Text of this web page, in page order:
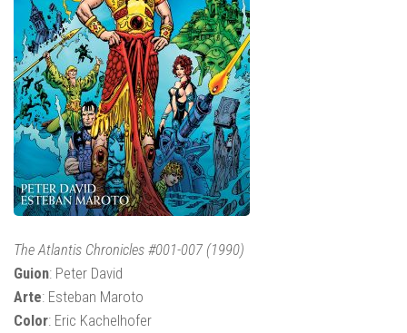
The Atlantis Chronicles #001-007 (1990)
Guion: Peter David
Arte: Esteban Maroto
Color: Eric Kachelhofer